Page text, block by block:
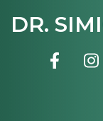
tartalomra
DR.